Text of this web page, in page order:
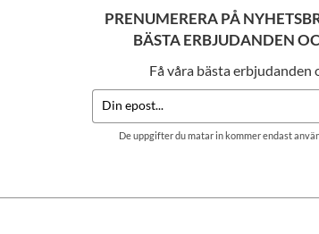
PRENUMERERA PÅ
BÄSTA ERBJUDANDEN
Få våra bästa erbjudanden
De uppgifter du matar in kommer endast